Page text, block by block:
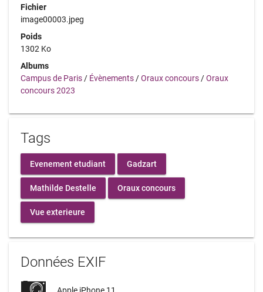
Fichier
image00003.jpeg
Poids
1302 Ko
Albums
Campus de Paris / Évènements /Oraux concours /Oraux
concours 2023
Tags
Evenement etudiant Gadzart
Mathilde Destelle Oraux concours
Vue exterieure
Données EXIF